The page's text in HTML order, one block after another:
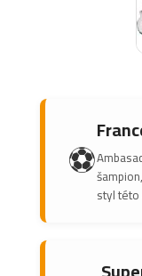
⚽
styl